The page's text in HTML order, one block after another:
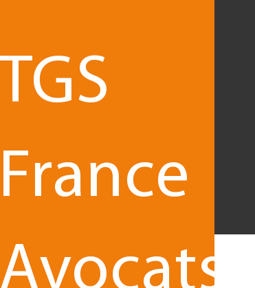
Une capacité à aborder
l'ensemble des éléments de
propriété intellectuelle
TGS
France
Avocats